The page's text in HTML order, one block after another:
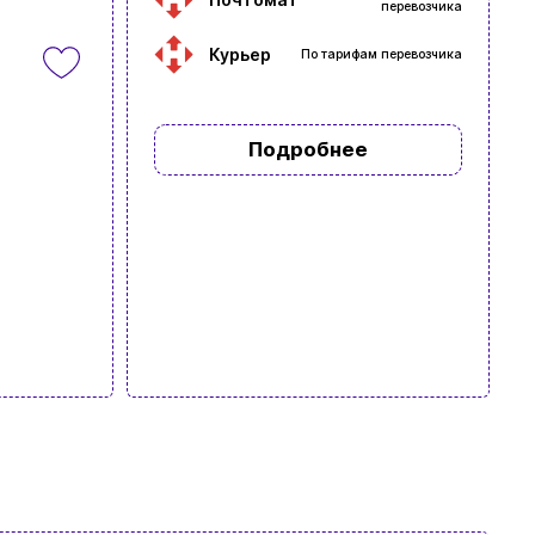
перевозчика
Курьер По тарифам перевозчика
Подробнее